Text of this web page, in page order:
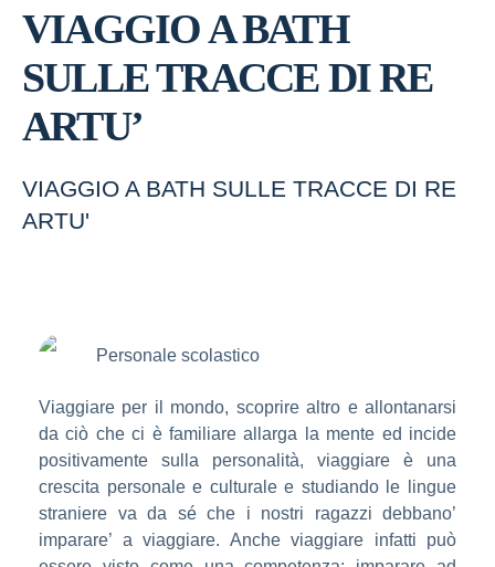
VIAGGIO A BATH
SULLE TRACCE DI RE
ARTU’
VIAGGIO A BATH SULLE TRACCE DI RE
ARTU'
Personale scolastico
Viaggiare per il mondo, scoprire altro e allontanarsi
da ciò che ci è familiare allarga la mente ed incide
positivamente sulla personalità, viaggiare è una
crescita personale e culturale e studiando le lingue
straniere va da sé che i nostri ragazzi debbano’
imparare’ a viaggiare. Anche viaggiare infatti può